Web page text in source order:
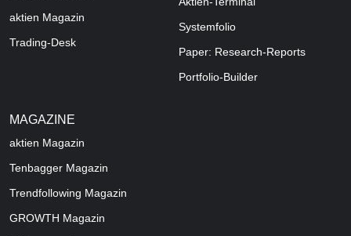
aktien Magazin
Trading-Desk
Systemfolio
Paper: Research-Reports
Portfolio-Builder
MAGAZINE
aktien Magazin
Tenbagger Magazin
Trendfollowing Magazin
GROWTH Magazin